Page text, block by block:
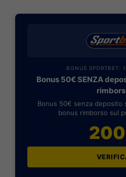
BONUS SPORTBET:
Bonus 50€ SENZA
Bonus 50€ senza
bonus rimborso sul